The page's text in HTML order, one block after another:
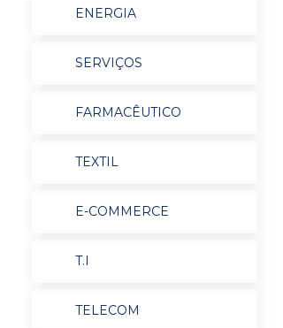
ENERGIA
SERVIÇOS
FARMACÊUTICO
TEXTIL
E-COMMERCE
T.I
TELECOM